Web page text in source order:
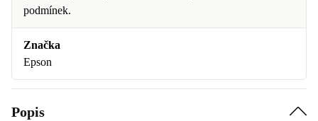
podmínek.
Značka
Epson
Popis